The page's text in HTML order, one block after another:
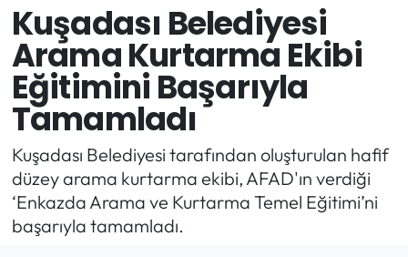
Kuşadası Belediyesi
Arama Kurtarma Ekibi
Eğitimini Başarıyla
Tamamladı
Kuşadası Belediyesi tarafından oluşturulan hafif
düzey arama kurtarma ekibi, AFAD'ın verdiği
‘Enkazda Arama ve Kurtarma Temel Eğitimi’ni
başarıyla tamamladı.